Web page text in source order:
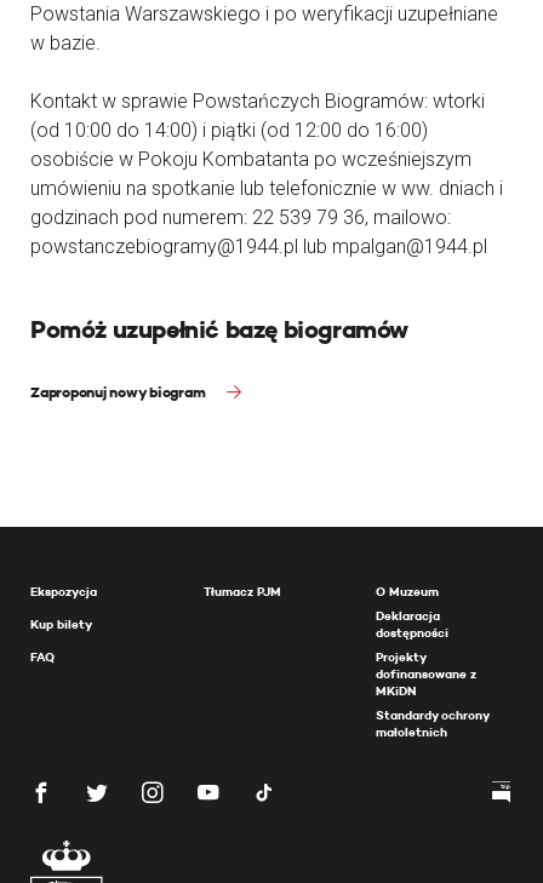
Powstania Warszawskiego i po weryfikacji uzupełniane
w bazie.
Kontakt w sprawie Powstańczych Biogramów: wtorki
(od 10:00 do 14:00) i piątki (od 12:00 do 16:00)
osobiście w Pokoju Kombatanta po wcześniejszym
umówieniu na spotkanie lub telefonicznie w ww. dniach i
godzinach pod numerem: 22 539 79 36, mailowo:
powstanczebiogramy@1944.pl lub mpalgan@1944.pl
Pomóż uzupełnić bazę biogramów
Zaproponuj nowy biogram
Ekspozycja
Kup bilety
FAQ
Tłumacz PJM
O Muzeum
Deklaracja
dostępności
Projekty
dofinansowane z
MKiDN
Standardy ochrony
małoletnich